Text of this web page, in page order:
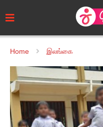
Home இலங்கை